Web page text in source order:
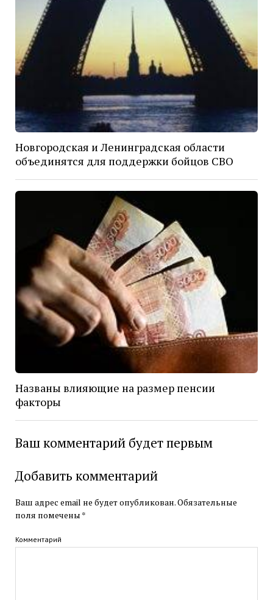
Новгородская и Ленинградская области
объединятся для поддержки бойцов СВО
Названы влияющие на размер пенсии
факторы
Ваш комментарий будет первым
Добавить комментарий
Ваш адрес email не будет опубликован.Обязательные
поля помечены *
Комментарий